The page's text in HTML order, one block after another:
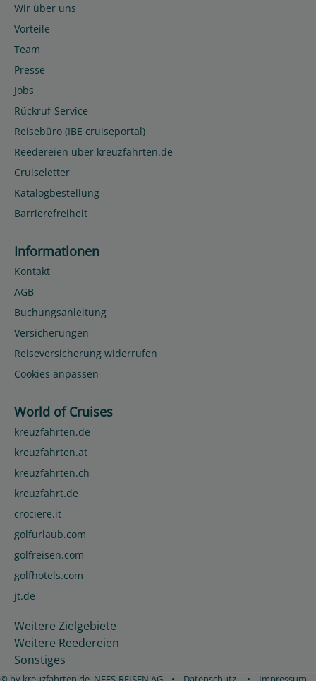
Wir über uns
Vorteile
Team
Presse
Jobs
Rückruf-Service
Reisebüro (IBE cruiseportal)
Reedereien über kreuzfahrten.de
Cruiseletter
Katalogbestellung
Barrierefreiheit
Informationen
Kontakt
AGB
Buchungsanleitung
Versicherungen
Reiseversicherung widerrufen
Cookies anpassen
World of Cruises
kreuzfahrten.de
kreuzfahrten.at
kreuzfahrten.ch
kreuzfahrt.de
crociere.it
golfurlaub.com
golfreisen.com
golfhotels.com
jt.de
Weitere Zielgebiete
Weitere Reedereien
Sonstiges